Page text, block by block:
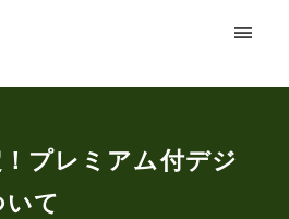
プレミアム付デジ
いて